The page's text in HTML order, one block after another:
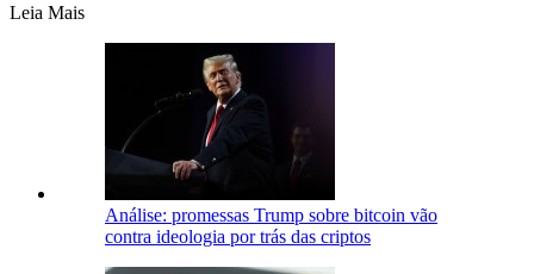
Leia Mais
Análise: promessas Trump sobre bitcoin vão
contra ideologia por trás das criptos